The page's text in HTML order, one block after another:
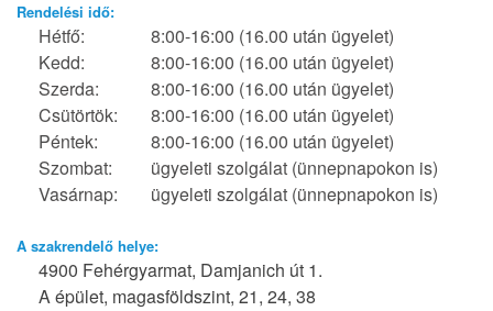
Rendelési idő:
Hétfő:
8:00-16:00 (16.00 után ügyelet)
Kedd:
8:00-16:00 (16.00 után ügyelet)
Szerda:
8:00-16:00 (16.00 után ügyelet)
Csütörtök:
8:00-16:00 (16.00 után ügyelet)
Péntek:
8:00-16:00 (16.00 után ügyelet)
Szombat:
ügyeleti szolgálat (ünnepnapokon is)
Vasárnap:
ügyeleti szolgálat (ünnepnapokon is)
A szakrendelő helye:
4900 Fehérgyarmat, Damjanich út 1.
A épület, magasföldszint, 21, 24, 38